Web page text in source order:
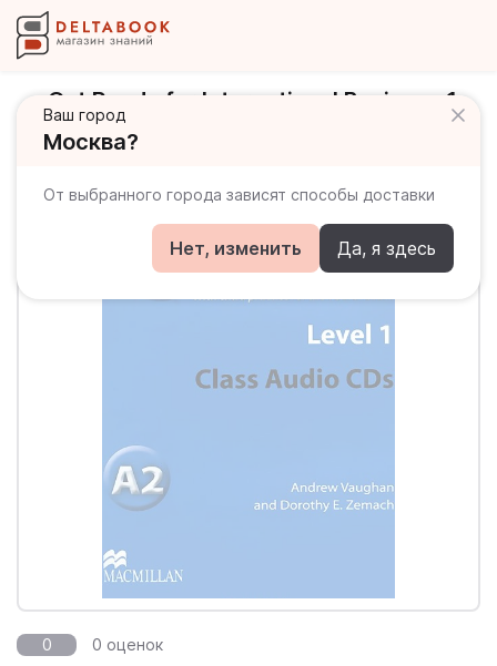
Ваш город
Москва?
От выбранного города зависят способы доставки
Нет, изменить Да, я здесь
Get Ready for International Business 1
Class Audio CDs TOEIC / Аудиодиск
0 0 оценок